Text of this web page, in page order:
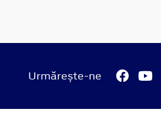
Urmărește-ne